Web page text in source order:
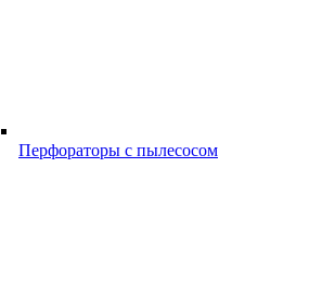
Перфораторы с пылесосом